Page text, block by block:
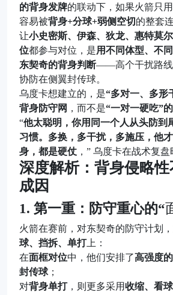
的背身发牌的联动下，如果火箭只用
容易被背身+分球+弱侧空切 的整套
让小史密斯、伊森、狄龙、惠特莫
位都参与对位，是用不同体型、不
东契奇的背身判断——高个干扰路线
协防在侧翼封传球。
乌度卡想建立的，是“多对一、多形
背身防守网 ，而不是“一对一硬吃”
“他太聪明，你用同一个人从头防到
习惯。多换，多干扰，多施压，他
身，都是硬仗 ，” 乌度卡在战术复盘
深度解析：背身侵略
成因
1. 第一重：防守重心的“
火箭在赛前，对东契奇的防守计划
球、挡拆、单打上：
在面框对位中，他们安排了高强度
封传球；
对背身单打，则更多采用收缩、看